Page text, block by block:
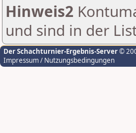
Hinweis2
und sind in der
Der Schachturnier-Ergebnis-Server©
Impressum / Nutzungsbedingungen